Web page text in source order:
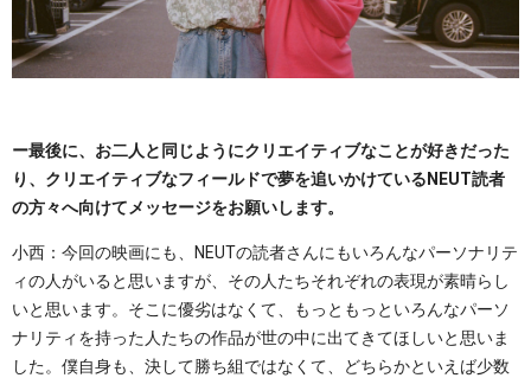
ー最後に、お二人と同じようにクリエイティブなことが好きだった
り、クリエイティブなフィールドで夢を追いかけているNEUT読者
の方々へ向けてメッセージをお願いします。
小西：今回の映画にも、NEUTの読者さんにもいろんなパーソナリテ
ィの人がいると思いますが、その人たちそれぞれの表現が素晴らし
いと思います。そこに優劣はなくて、もっともっといろんなパーソ
ナリティを持った人たちの作品が世の中に出てきてほしいと思いま
した。僕自身も、決して勝ち組ではなくて、どちらかといえば少数